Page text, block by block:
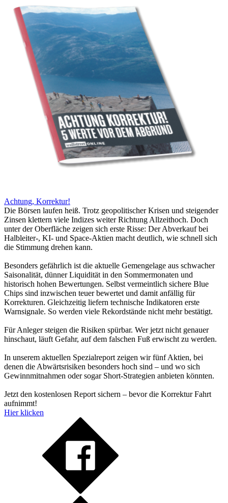
Achtung, Korrektur!
Die Börsen laufen heiß. Trotz geopolitischer Krisen und steigender
Zinsen klettern viele Indizes weiter Richtung Allzeithoch. Doch
unter der Oberfläche zeigen sich erste Risse: Der Abverkauf bei
Halbleiter-, KI- und Space-Aktien macht deutlich, wie schnell sich
die Stimmung drehen kann.
Besonders gefährlich ist die aktuelle Gemengelage aus schwacher
Saisonalität, dünner Liquidität in den Sommermonaten und
historisch hohen Bewertungen. Selbst vermeintlich sichere Blue
Chips sind inzwischen teuer bewertet und damit anfällig für
Korrekturen. Gleichzeitig liefern technische Indikatoren erste
Warnsignale. So werden viele Rekordstände nicht mehr bestätigt.
Für Anleger steigen die Risiken spürbar. Wer jetzt nicht genauer
hinschaut, läuft Gefahr, auf dem falschen Fuß erwischt zu werden.
In unserem aktuellen Spezialreport zeigen wir fünf Aktien, bei
denen die Abwärtsrisiken besonders hoch sind – und wo sich
Gewinnmitnahmen oder sogar Short-Strategien anbieten könnten.
Jetzt den kostenlosen Report sichern – bevor die Korrektur Fahrt
aufnimmt!
Hier klicken